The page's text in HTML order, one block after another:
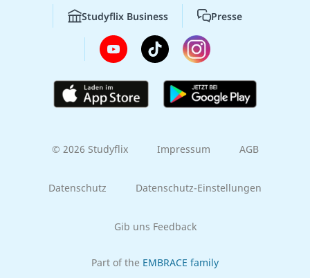
Studyflix Business Presse
© 2026 Studyflix Impressum AGB
Datenschutz Datenschutz-Einstellungen
Gib uns Feedback
Part of the EMBRACE family